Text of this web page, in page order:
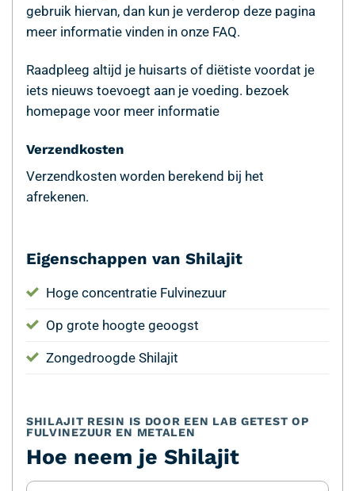
gebruik hiervan, dan kun je verderop deze pagina
meer informatie vinden in onze FAQ.
Raadpleeg altijd je huisarts of diëtiste voordat je
iets nieuws toevoegt aan je voeding. bezoek
homepage voor meer informatie
Verzendkosten
Verzendkosten worden berekend bij het
afrekenen.
Eigenschappen van Shilajit
Hoge concentratie Fulvinezuur
Op grote hoogte geoogst
Zongedroogde Shilajit
SHILAJIT RESIN IS DOOR EEN LAB GETEST OP
FULVINEZUUR EN METALEN
Hoe neem je Shilajit